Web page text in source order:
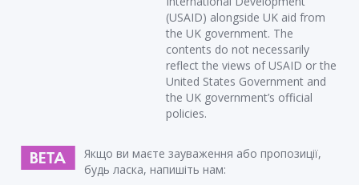
(USAID) alongside UK aid from
the UK government. The
contents do not necessarily
reflect the views of USAID or the
United States Government and
the UK government’s official
policies.
Якщо ви маєте зауваження або пропозиції,
будь ласка, напишіть нам: